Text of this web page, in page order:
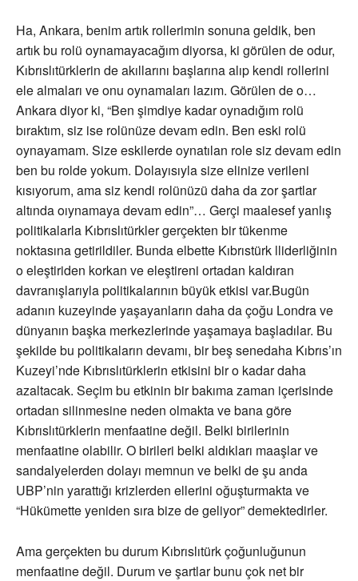
Ha, Ankara, benim artık rollerimin sonuna geldik, ben
artık bu rolü oynamayacağım diyorsa, ki görülen de odur,
Kıbrıslıtürklerin de akıllarını başlarına alıp kendi rollerini
ele almaları ve onu oynamaları lazım. Görülen de o…
Ankara diyor ki, “Ben şimdiye kadar oynadığım rolü
bıraktım, siz ise rolünüze devam edin. Ben eski rolü
oynayamam. Size eskilerde oynatılan role siz devam edin
ben bu rolde yokum. Dolayısıyla size elinize verileni
kısıyorum, ama siz kendi rolünüzü daha da zor şartlar
altında oıynamaya devam edin”… Gerçi maalesef yanlış
politikalarla Kıbrıslıtürkler gerçekten bir tükenme
noktasına getirildiler. Bunda elbette Kıbrıstürk lliderliğinin
o eleştiriden korkan ve eleştireni ortadan kaldıran
davranışlarıyla politikalarının büyük etkisi var.Bugün
adanın kuzeyinde yaşayanların daha da çoğu Londra ve
dünyanın başka merkezlerinde yaşamaya başladılar. Bu
şekilde bu politikaların devamı, bir beş senedaha Kıbrıs’ın
Kuzeyi’nde Kıbrıslıtürklerin etkisini bir o kadar daha
azaltacak. Seçim bu etkinin bir bakıma zaman içerisinde
ortadan silinmesine neden olmakta ve bana göre
Kıbrıslıtürklerin menfaatine değil. Belki birilerinin
menfaatine olabilir. O birileri belki aldıkları maaşlar ve
sandalyelerden dolayı memnun ve belki de şu anda
UBP’nin yarattığı krizlerden ellerini oğuşturmakta ve
“Hükümette yeniden sıra bize de geliyor” demektedirler.
Ama gerçekten bu durum Kıbrıslıtürk çoğunluğunun
menfaatine değil. Durum ve şartlar bunu çok net bir